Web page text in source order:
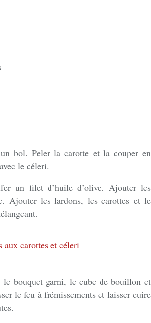
bol. Peler la carotte et la couper en
le céleri.
un filet d’huile d’olive. Ajouter les
Ajouter les lardons, les carottes et le
bouquet garni, le cube de bouillon et
le feu à frémissements et laisser cuire